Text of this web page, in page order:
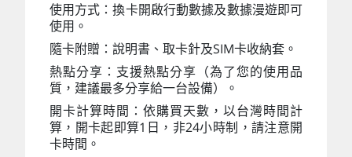
使用方式：換卡開啟行動數據及數據漫遊即可
使用。
隨卡附贈：說明書、取卡針及SIM卡收納套。
熱點分享：支援熱點分享（為了您的使用品
質，建議最多分享給一台設備）。
開卡計算時間：依購買天數，以台灣時間計
算，開卡起即算1日，非24小時制，請注意開
卡時間。